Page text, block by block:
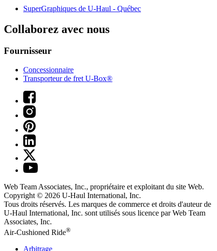
SuperGraphiques de U-Haul - Québec
Collaborez avec nous
Fournisseur
Concessionnaire
Transporteur de fret U-Box®
Web Team Associates, Inc., propriétaire et exploitant du site Web.
Copyright © 2026 U-Haul International, Inc.
Tous droits réservés. Les marques de commerce et droits d'auteur de
U-Haul International, Inc. sont utilisés sous licence par Web Team
Associates, Inc.
Air-Cushioned Ride®
Arbitrage